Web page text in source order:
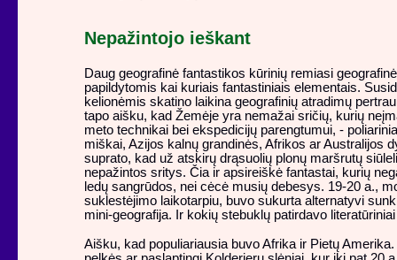
Nepažintojo ieškant
Daug geografinė fantastikos kūrinių remiasi
papildytomis kai kuriais fantastiniais elementais.
kelionėmis skatino laikina geografinių atradimų
tapo aišku, kad Žemėje yra nemažai sričių, kurių
meto technikai bei ekspedicijų parengtumui, -
miškai, Azijos kalnų grandinės, Afrikos ar Australijos
suprato, kad už atskirų drąsuolių plonų maršrutų
nepažintos sritys. Čia ir apsireiškė fantastai, kurių
ledų sangrūdos, nei cėcė musių debesys. 19-20 a.,
suklestėjimo laikotarpiu, buvo sukurta alternatyvi
mini-geografija. Ir kokių stebuklų patirdavo
Aišku, kad populiariausia buvo Afrika ir Pietų